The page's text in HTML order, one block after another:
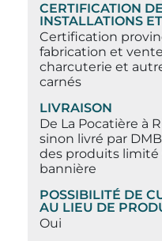
CERTIFICATION
INSTALLATIONS
Certification
fabrication et
charcuterie et
carnés
LIVRAISON
De La Pocatière à
sinon livré par
des produits limité
bannière
POSSIBILITÉ DE
AU LIEU DE
Oui